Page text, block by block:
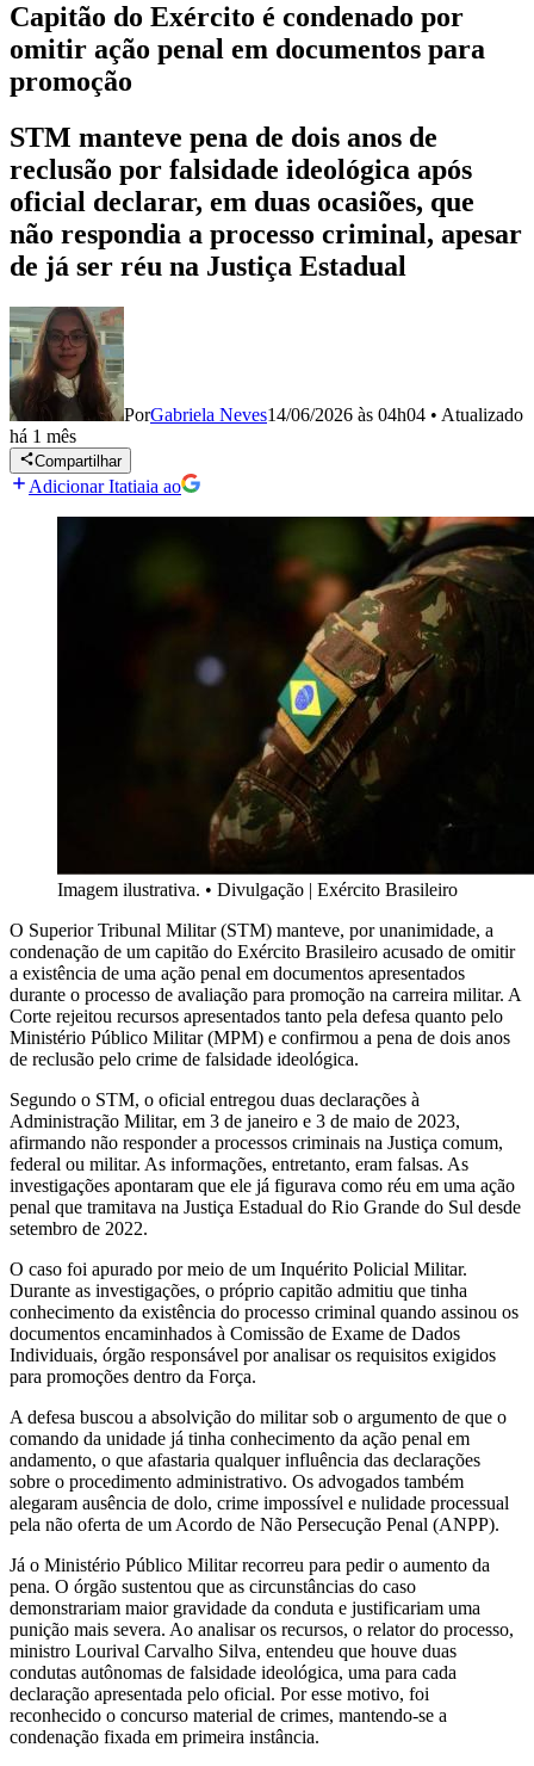
Capitão do Exército é condenado por
omitir ação penal em documentos para
promoção
STM manteve pena de dois anos de
reclusão por falsidade ideológica após
oficial declarar, em duas ocasiões, que
não respondia a processo criminal, apesar
de já ser réu na Justiça Estadual
PorGabriela Neves14/06/2026 às 04h04 • Atualizado
há 1 mês
Compartilhar
Adicionar Itatiaia ao
Imagem ilustrativa. • Divulgação | Exército Brasileiro
O Superior Tribunal Militar (STM) manteve, por unanimidade, a
condenação de um capitão do Exército Brasileiro acusado de omitir
a existência de uma ação penal em documentos apresentados
durante o processo de avaliação para promoção na carreira militar. A
Corte rejeitou recursos apresentados tanto pela defesa quanto pelo
Ministério Público Militar (MPM) e confirmou a pena de dois anos
de reclusão pelo crime de falsidade ideológica.
Segundo o STM, o oficial entregou duas declarações à
Administração Militar, em 3 de janeiro e 3 de maio de 2023,
afirmando não responder a processos criminais na Justiça comum,
federal ou militar. As informações, entretanto, eram falsas. As
investigações apontaram que ele já figurava como réu em uma ação
penal que tramitava na Justiça Estadual do Rio Grande do Sul desde
setembro de 2022.
O caso foi apurado por meio de um Inquérito Policial Militar.
Durante as investigações, o próprio capitão admitiu que tinha
conhecimento da existência do processo criminal quando assinou os
documentos encaminhados à Comissão de Exame de Dados
Individuais, órgão responsável por analisar os requisitos exigidos
para promoções dentro da Força.
A defesa buscou a absolvição do militar sob o argumento de que o
comando da unidade já tinha conhecimento da ação penal em
andamento, o que afastaria qualquer influência das declarações
sobre o procedimento administrativo. Os advogados também
alegaram ausência de dolo, crime impossível e nulidade processual
pela não oferta de um Acordo de Não Persecução Penal (ANPP).
Já o Ministério Público Militar recorreu para pedir o aumento da
pena. O órgão sustentou que as circunstâncias do caso
demonstrariam maior gravidade da conduta e justificariam uma
punição mais severa. Ao analisar os recursos, o relator do processo,
ministro Lourival Carvalho Silva, entendeu que houve duas
condutas autônomas de falsidade ideológica, uma para cada
declaração apresentada pelo oficial. Por esse motivo, foi
reconhecido o concurso material de crimes, mantendo-se a
condenação fixada em primeira instância.